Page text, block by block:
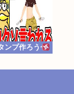
ンプ作ろうぜ